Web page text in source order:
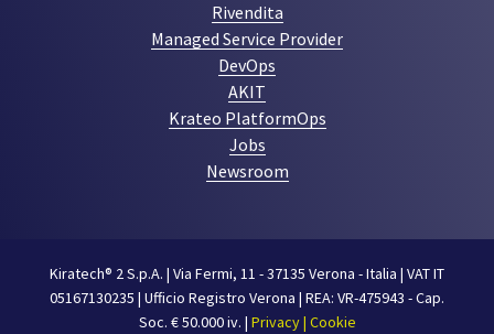
Rivendita
Managed Service Provider
DevOps
AKIT
Krateo PlatformOps
Jobs
Newsroom
Kiratech® 2 S.p.A. | Via Fermi, 11 - 37135 Verona - Italia | VAT IT
05167130235 | Ufficio Registro Verona | REA: VR-475943 - Cap.
Soc. € 50.000 iv. | Privacy | Cookie